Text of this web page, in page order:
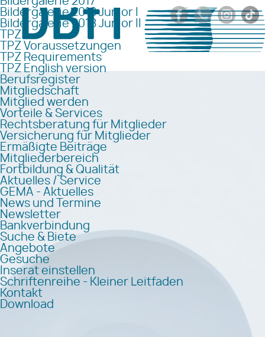
Bildergalerie 2018 Junior I
Bildergalerie 2018 Junior II
TPZ
TPZ Voraussetzungen
TPZ Requirements
TPZ English version
Berufsregister
Mitgliedschaft
Mitglied werden
Vorteile & Services
Rechtsberatung für Mitglieder
Versicherung für Mitglieder
Ermäßigte Beiträge
Mitgliederbereich
Fortbildung & Qualität
Aktuelles / Service
GEMA - Aktuelles
News und Termine
Newsletter
Bankverbindung
Suche & Biete
Angebote
Gesuche
Inserat einstellen
Schriftenreihe - Kleiner Leitfaden
Kontakt
Download